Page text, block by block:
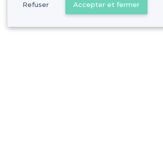
Refuser Accepter et fermer